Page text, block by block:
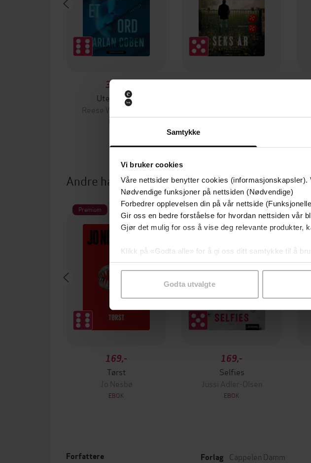
Samtykke
Vi bruker cookies
Våre nettsider benytter cookies (informasjonskapsler).
Nødvendige funksjoner på nettsiden (Nødvendige)
Forbedrer opplevelsen din på vår nettside
Gir oss en bedre forståelse for hvordan nettsiden vår
Gjør det mulig for oss å vise deg relevante produkter,
Klikk på «Godta alle» for å gi oss ditt samtykke til å
samtykke til spesifikke formål ved å klikke på
Godta utvalgte
329,-
Uten et ord
Reese Witherspoon
EBOK
Andre har også kjøpt
Premium
169,-
Tørst
Jo Nesbø
EBOK
Premium
169,-
Selfies
Jussi Adler-Olsen
EBOK
Forfattere Forlag Cappelen Damm